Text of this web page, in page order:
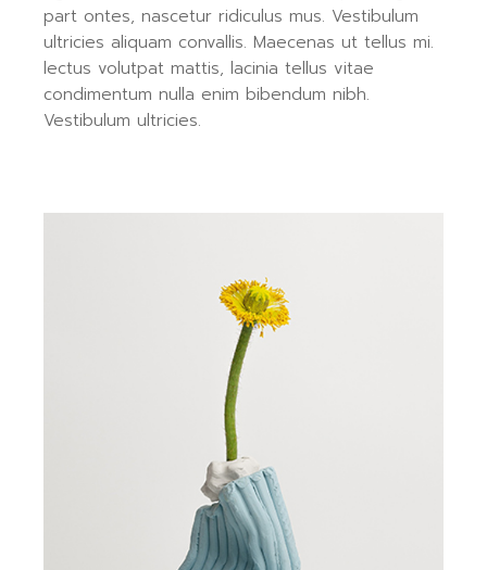
part ontes, nascetur ridiculus mus. Vestibulum
ultricies aliquam convallis. Maecenas ut tellus mi.
lectus volutpat mattis, lacinia tellus vitae
condimentum nulla enim bibendum nibh.
Vestibulum ultricies.